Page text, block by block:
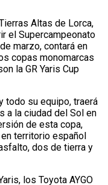
Altas de Lorca,
el Supercampeonato
marzo, contará en
copas monomarcas
la GR Yaris Cup
todo su equipo, traerá
a la ciudad del Sol en
de esta copa,
territorio español
dos de tierra y
los Toyota AYGO